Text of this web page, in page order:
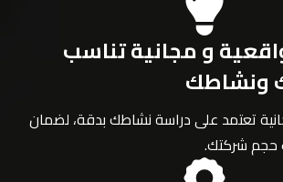
و مجانية تناسب
ونشاطك
تعتمد على دراسة نشاطك بدقة، لضمان
حجم شركتك.